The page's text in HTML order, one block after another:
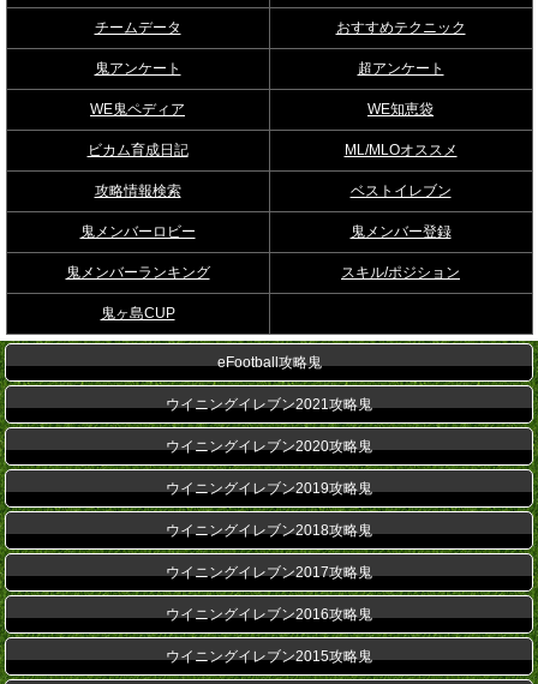
チームデータ おすすめテクニック
鬼アンケート 超アンケート
WE鬼ペディア WE知恵袋
ビカム育成日記 ML/MLOオススメ
攻略情報検索 ベストイレブン
鬼メンバーロビー 鬼メンバー登録
鬼メンバーランキング スキル/ポジション
鬼ヶ島CUP
eFootball攻略鬼
ウイニングイレブン2021攻略鬼
ウイニングイレブン2020攻略鬼
ウイニングイレブン2019攻略鬼
ウイニングイレブン2018攻略鬼
ウイニングイレブン2017攻略鬼
ウイニングイレブン2016攻略鬼
ウイニングイレブン2015攻略鬼